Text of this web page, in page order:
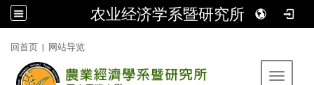
农业经济学系暨研究所
回首页 | 网站导览
Toggle